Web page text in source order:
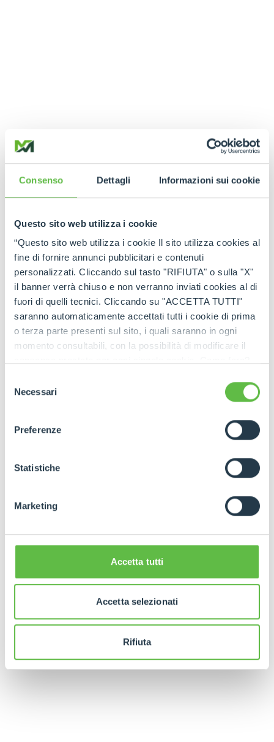
Consenso Dettagli Informazioni sui cookie
Questo sito web utilizza i cookie
“Questo sito web utilizza i cookie Il sito utilizza cookies al
fine di fornire annunci pubblicitari e contenuti
personalizzati. Cliccando sul tasto "RIFIUTA" o sulla "X"
il banner verrà chiuso e non verranno inviati cookies al di
fuori di quelli tecnici. Cliccando su "ACCETTA TUTTI"
saranno automaticamente accettati tutti i cookie di prima
o terza parte presenti sul sito, i quali saranno in ogni
momento consultabili, con la possibilità di modificare il
ogni pagina, selezionare "Modifichi il suo consenso" e
dell'informativa completa nel footer presente in ogni
pagina. Per esercitare i diritti riconosciuti all'interessato ai
GDPR abbiamo predisposto una
apposita procedura.
delNecessari
Preferenze
Statistiche
Marketing
Accetta tutti
Accetta selezionati
Rifiuta